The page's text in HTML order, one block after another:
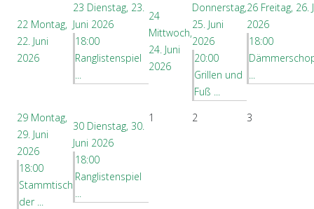
22 Montag,
22. Juni
2026
23 Dienstag, 23.
Juni 2026
18:00
Ranglistenspiel
...
24
Mittwoch,
24. Juni
2026
Donnerstag,
25. Juni
2026
20:00
Grillen und
Fuß ...
26 Freitag, 26.
2026
18:00
...
29 Montag,
29. Juni
2026
18:00
Stammtisch
der ...
30 Dienstag, 30.
Juni 2026
18:00
Ranglistenspiel
...
1 2 3